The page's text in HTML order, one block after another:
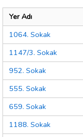
Yer Adı
1064. Sokak
1147/3. Sokak
952. Sokak
555. Sokak
659. Sokak
1188. Sokak